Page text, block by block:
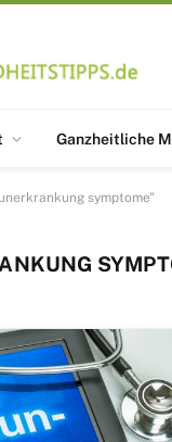
Ganzheitliche
symptome"